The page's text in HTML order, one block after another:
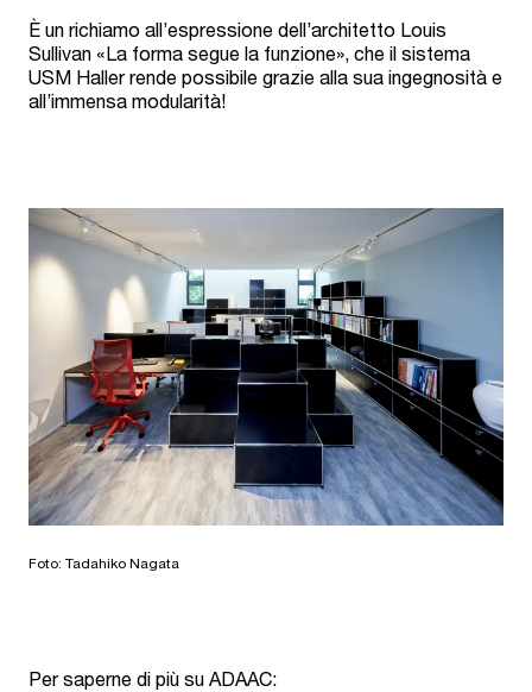
È un richiamo all’espressione dell’architetto Louis
Sullivan «La forma segue la funzione», che il sistema
USM Haller rende possibile grazie alla sua ingegnosità e
all’immensa modularità!
Foto: Tadahiko Nagata
Per saperne di più su ADAAC: